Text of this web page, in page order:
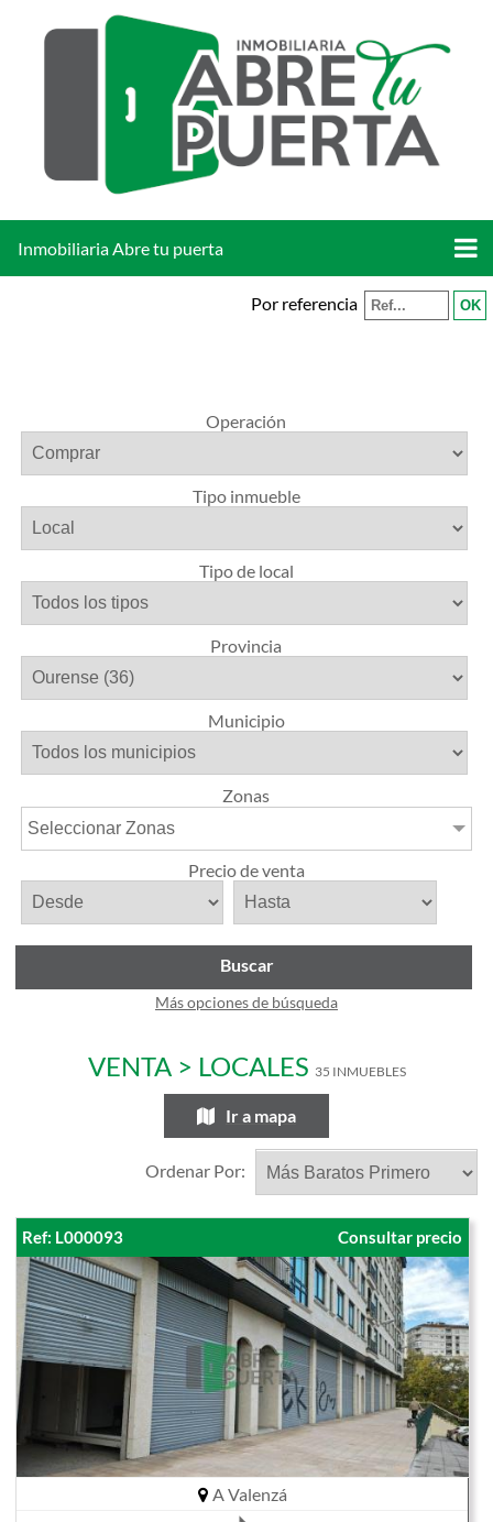
Inmobiliaria Abre tu puerta
Por referencia
Operación
Tipo inmueble
Tipo de local
Provincia
Municipio
Zonas
Seleccionar Zonas
Precio de venta
Buscar
Más opciones de búsqueda
VENTA > LOCALES 35 INMUEBLES
Ir a mapa
Ordenar Por:
Ref: L000093 Consultar precio
A Valenzá